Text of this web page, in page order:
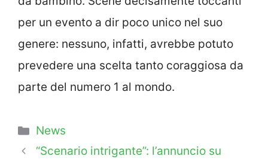
per un evento a dir poco unico nel suo
genere: nessuno, infatti, avrebbe potuto
prevedere una scelta tanto coraggiosa da
parte del numero 1 al mondo.
Categorie
News
“Scenario intrigante”: l’annuncio su